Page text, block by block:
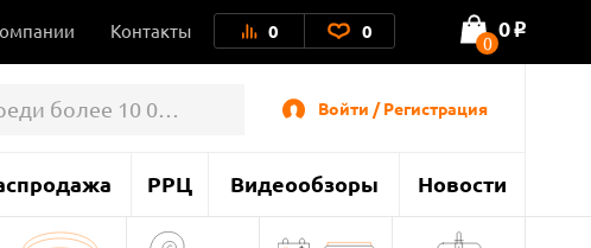
Контакты 0 0 0
0 o
Войти / Регистрация
РРЦ Видеообзоры Новости